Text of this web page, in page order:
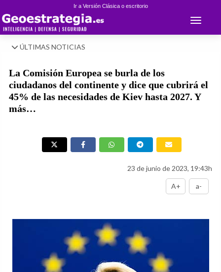
Ir a Versión Clásica o escritorio
Toggle
ÚLTIMAS NOTICIAS
La Comisión Europea se burla de los
ciudadanos del continente y dice que cubrirá el
45% de las necesidades de Kiev hasta 2027. Y
más…
23 de junio de 2023, 19:43h
A+ a-